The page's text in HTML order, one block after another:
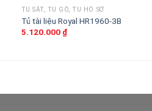
TỦ SẮT, TỦ GỖ, TỦ HỒ SƠ
Tủ tài liệu Royal HR1960-3B
5.120.000 ₫